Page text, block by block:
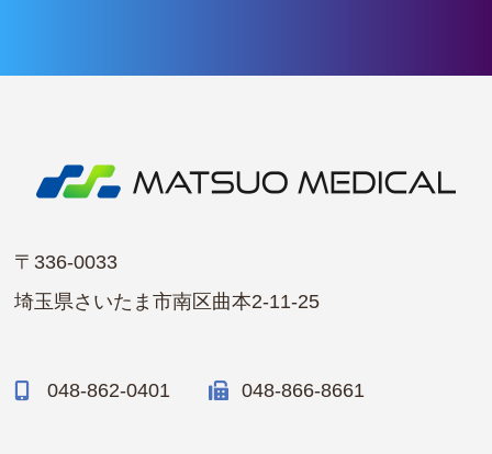
〒336-0033
埼玉県さいたま市南区曲本2-11-25
048-862-0401 048-866-8661